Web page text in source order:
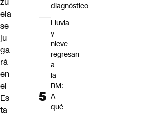
ela
se
ju
ga
rá
en
el
Es
ta
diagnóstico
Lluvia
y
nieve
regresan
a
la
RM:
A
qué